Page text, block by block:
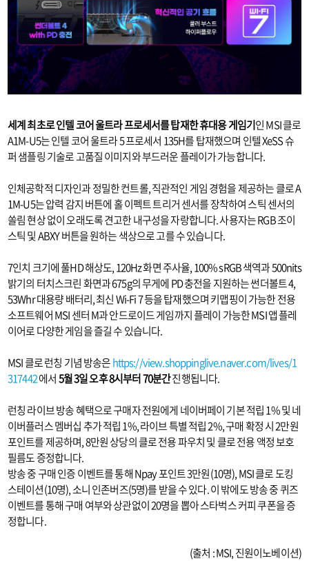
세계 최초로 인텔 코어 울트라 프로세서를 탑재한 휴대용 게임기인 MSI 클로
A1M-U5는 인텔 코어 울트라 5 프로세서 135H를 탑재했으며 인텔 XeSS 슈
퍼 샘플링 기술로 고품질 이미지와 부드러운 플레이가 가능합니다.
​인체공학적 디자인과 정밀한 컨트롤, 직관적인 게임 경험을 제공하는 클로 A
1M-U5는 압력 감지 버튼에 홀 이펙트 트리거 센서를 장착하여 스틱 센서의
쏠림 현상 없이 오래도록 견고한 내구성을 자랑합니다. 사용자는 RGB 조이
스틱 및 ABXY 버튼을 원하는 색상으로 고를 수 있습니다.
7인치 크기에 풀HD 해상도, 120Hz 화면 주사율, 100% sRGB 색역과 500nits
밝기의 터치스크린 화면과 675g의 무게에 PD 충전을 지원하는 썬더볼트 4,
53Whr 대용량 배터리, 최신 Wi-Fi 7 등을 탑재했으며 키맵핑이 가능한 전용
소프트웨어 MSI 센터 M과 안드로이드 게임까지 플레이 가능한 MSI 앱 플레
이어로 다양한 게임을 즐길 수 있습니다.
MSI 클로 런칭 기념 방송은https://view.shoppinglive.naver.com/lives/1
317442에서5월 3일 오후 8시부터 70분간진행됩니다.
런칭 라이브 방송 혜택으로 구매자 전원에게 네이버페이 기본 적립 1% 및 네
이버플러스 멤버십 추가 적립 1%, 라이브 특별 적립 2%, 구매 확정 시 2만원
포인트를 제공하며, 8만원 상당의 클로 전용 파우치 및 클로 전용 액정 보호
필름도 증정합니다.
방송 중 구매 인증 이벤트를 통해 Npay 포인트 3만원(10명), MSI 클로 도킹
스테이션(10명), 소니 인존버즈(5명)를 받을 수 있다. 이 밖에도 방송 중 퀴즈
이벤트를 통해 구매 여부와 상관없이 20명을 뽑아 스타벅스 커피 쿠폰을 증
정합니다.
​(출처 : MSI, 진원이노베이션)